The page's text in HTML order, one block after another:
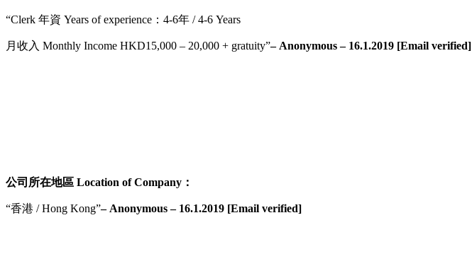
“Clerk 年資 Years of experience：4-6年 / 4-6 Years
月收入 Monthly Income HKD15,000 – 20,000 + gratuity”– Anonymous – 16.1.2019 [Email verified]
公司所在地區 Location of Company：
“香港 / Hong Kong”– Anonymous – 16.1.2019 [Email verified]